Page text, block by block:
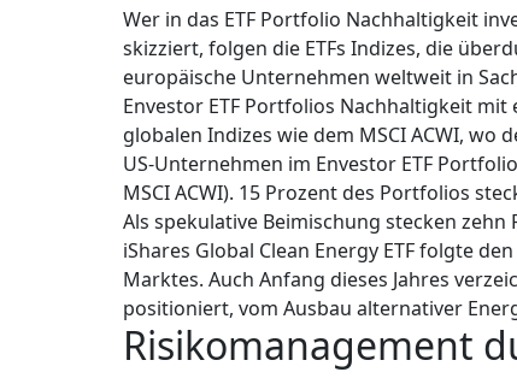
Wer in das ETF Portfolio Nachhaltigkeit
skizziert, folgen die ETFs Indizes, die
europäische Unternehmen weltweit in
Envestor ETF Portfolios Nachhaltigkeit
globalen Indizes wie dem MSCI ACWI,
US-Unternehmen im Envestor ETF
MSCI ACWI). 15 Prozent des Portfolios
Als spekulative Beimischung stecken zehn
iShares Global Clean Energy ETF folgte
Marktes. Auch Anfang dieses Jahres
positioniert, vom Ausbau alternativer
Risikomanagement